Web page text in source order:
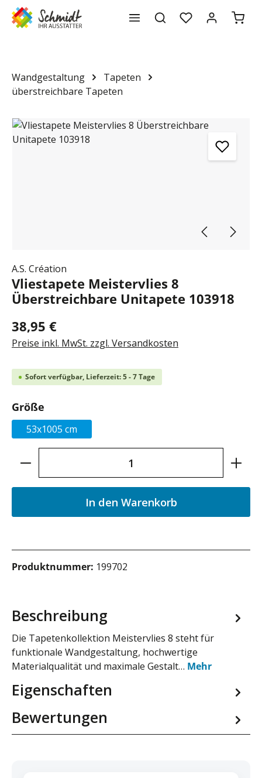
springen
Wandgestaltung
Tapeten
überstreichbare Tapeten
Bildergalerie überspringen
A.S. Création
Vliestapete Meistervlies 8
Überstreichbare Unitapete 103918
38,95 €
Preise inkl. MwSt. zzgl. Versandkosten
Sofort verfügbar, Lieferzeit: 5 - 7 Tage
Größe
53x1005 cm
Produkt Anzahl: Gib den gewünschten
In den Warenkorb
Produktnummer: 199702
Beschreibung
Die Tapetenkollektion Meistervlies 8 steht für
funktionale Wandgestaltung, hochwertige
Materialqualität und maximale Gestalt… Mehr
Eigenschaften
Bewertungen